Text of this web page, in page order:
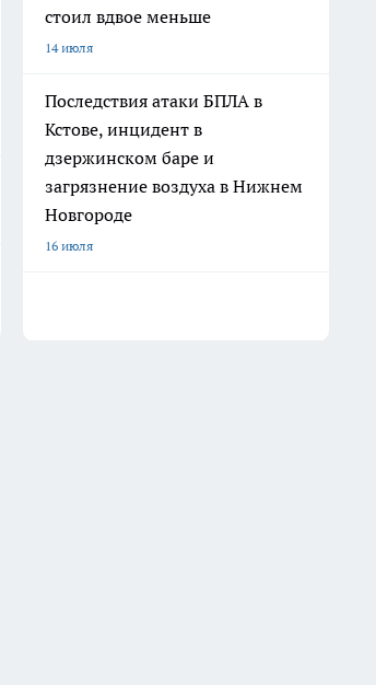
стоил вдвое меньше
14 июля
Последствия атаки БПЛА в
Кстове, инцидент в
дзержинском баре и
загрязнение воздуха в Нижнем
Новгороде
16 июля